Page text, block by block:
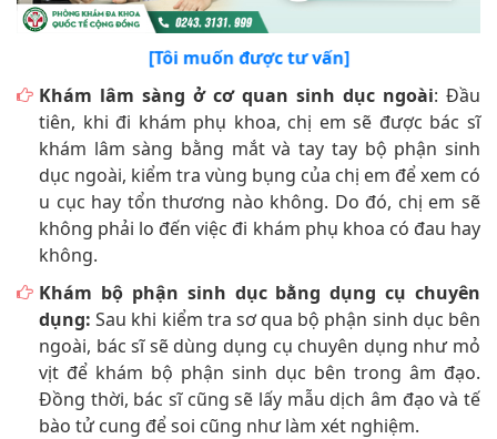
[Tôi muốn được tư vấn]
Khám lâm sàng ở cơ quan sinh dục ngoài: Đầu
tiên, khi đi khám phụ khoa, chị em sẽ được bác sĩ
khám lâm sàng bằng mắt và tay tay bộ phận sinh
dục ngoài, kiểm tra vùng bụng của chị em để xem có
u cục hay tổn thương nào không. Do đó, chị em sẽ
không phải lo đến việc đi khám phụ khoa có đau hay
không.
Khám bộ phận sinh dục bằng dụng cụ chuyên
dụng: Sau khi kiểm tra sơ qua bộ phận sinh dục bên
ngoài, bác sĩ sẽ dùng dụng cụ chuyên dụng như mỏ
vịt để khám bộ phận sinh dục bên trong âm đạo.
Đồng thời, bác sĩ cũng sẽ lấy mẫu dịch âm đạo và tế
bào tử cung để soi cũng như làm xét nghiệm.